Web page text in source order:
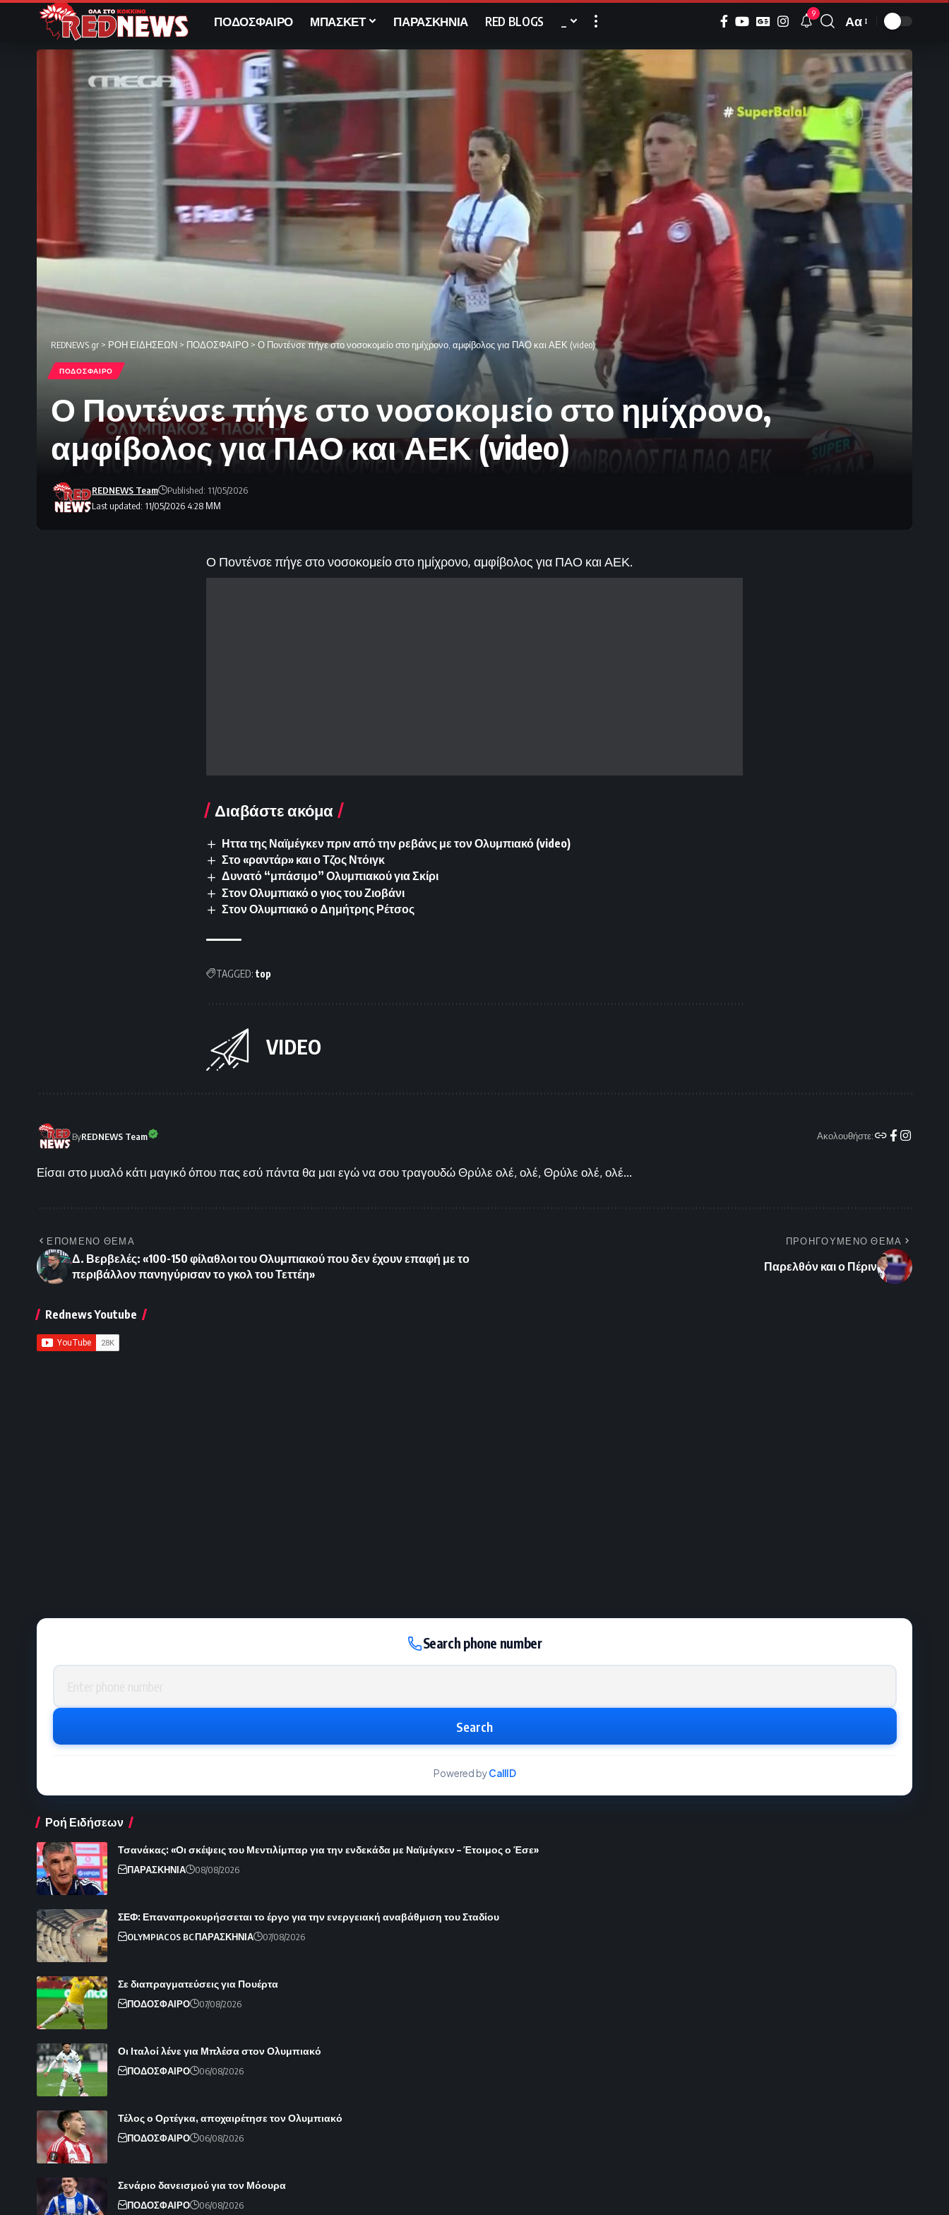
ΠΟΔΟΣΦΑΙΡΟ ΜΠΑΣΚΕΤ ΠΑΡΑΣΚΗΝΙΑ RED BLOGS 9
Font
Resizer
Αα
REDNEWS.gr > ΡΟΗ ΕΙΔΗΣΕΩΝ > ΠΟΔΟΣΦΑΙΡΟ > Ο Ποντένσε πήγε στο νοσοκομείο στο ημίχρονο, αμφίβολος για ΠΑΟ και ΑΕΚ (video)
ΠΟΔΟΣΦΑΙΡΟ
Ο Ποντένσε πήγε στο νοσοκομείο στο ημίχρονο,
αμφίβολος για ΠΑΟ και ΑΕΚ (video)
Last updated: 11/05/2026 4:28 ΜΜ
REDNEWS Team Published: 11/05/2026
Ο Ποντένσε πήγε στο νοσοκομείο στο ημίχρονο, αμφίβολος για ΠΑΟ και ΑΕΚ.
Διαβάστε ακόμα
Ηττα της Ναϊμέγκεν πριν από την ρεβάνς με τον Ολυμπιακό (video)
Στο «ραντάρ» και ο Τζος Ντόιγκ
Δυνατό “μπάσιμο” Ολυμπιακού για Σκίρι
Στον Ολυμπιακό ο γιος του Ζιοβάνι
Στον Ολυμπιακό ο Δημήτρης Ρέτσος
TAGGED: top
VIDEO
ByREDNEWS Team Ακολουθήστε:
Είσαι στο μυαλό κάτι μαγικό όπου πας εσύ πάντα θα μαι εγώ να σου τραγουδώ Θρύλε ολέ, ολέ, Θρύλε ολέ, ολέ...
ΕΠΟΜΕΝΟ ΘΕΜΑ
Δ. Βερβελές: «100-150 φίλαθλοι του Ολυμπιακού που δεν έχουν επαφή με το
περιβάλλον πανηγύρισαν το γκολ του Τεττέη»
ΠΡΟΗΓΟΥΜΕΝΟ ΘΕΜΑ
Παρελθόν και ο Πέριν
Rednews Youtube
Search phone number
Phone number
Search
Powered byCallID
Ροή Ειδήσεων
Τσανάκας: «Οι σκέψεις του Μεντιλίμπαρ για την ενδεκάδα με Ναϊμέγκεν – Έτοιμος ο Έσε»
ΠΑΡΑΣΚΗΝΙΑ 08/08/2026
ΣΕΦ: Επαναπροκυρήσσεται το έργο για την ενεργειακή αναβάθμιση του Σταδίου
OLYMPIACOS BCΠΑΡΑΣΚΗΝΙΑ 07/08/2026
Σε διαπραγματεύσεις για Πουέρτα
ΠΟΔΟΣΦΑΙΡΟ 07/08/2026
Οι Ιταλοί λένε για Μπλέσα στον Ολυμπιακό
ΠΟΔΟΣΦΑΙΡΟ 06/08/2026
Τέλος ο Ορτέγκα, αποχαιρέτησε τον Ολυμπιακό
ΠΟΔΟΣΦΑΙΡΟ 06/08/2026
Σενάριο δανεισμού για τον Μόουρα
ΠΟΔΟΣΦΑΙΡΟ 06/08/2026